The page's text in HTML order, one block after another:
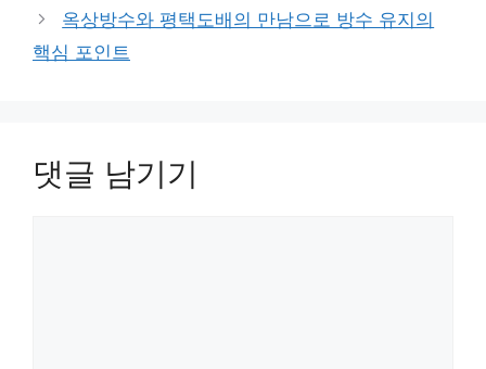
옥상방수와 평택도배의 만남으로 방수 유지의
핵심 포인트
댓글 남기기